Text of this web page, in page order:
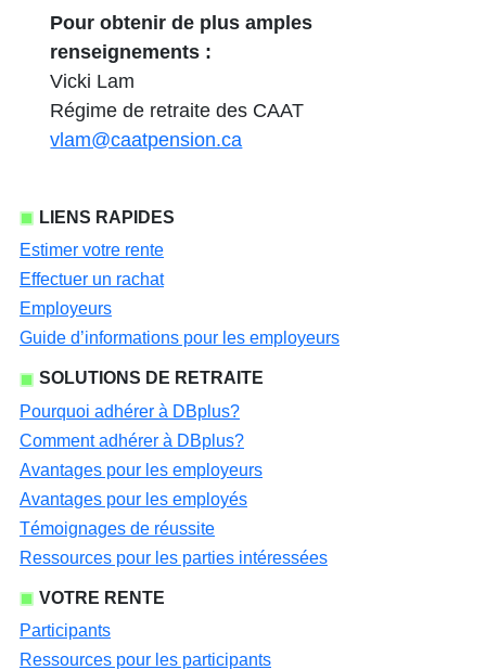
Pour obtenir de plus amples
renseignements :
Vicki Lam
Régime de retraite des CAAT
vlam@caatpension.ca
LIENS RAPIDES
Estimer votre rente
Effectuer un rachat
Employeurs
Guide d’informations pour les employeurs
SOLUTIONS DE RETRAITE
Pourquoi adhérer à DBplus?
Comment adhérer à DBplus?
Avantages pour les employeurs
Avantages pour les employés
Témoignages de réussite
Ressources pour les parties intéressées
VOTRE RENTE
Participants
Ressources pour les participants